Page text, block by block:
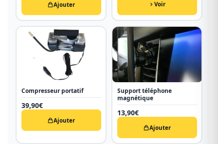
Ajouter Voir
Compresseur portatif
39,90€
Ajouter
Support téléphone
magnétique
13,90€
Ajouter